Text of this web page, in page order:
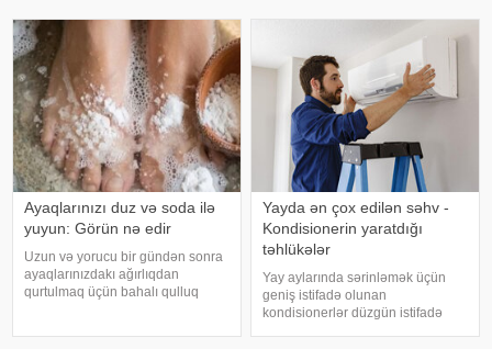
qorxularından, ümidlərindən,
yanlış bildiklərindən daha az
danışırıq. Elə buna gör
Qida təhlükəsizliyi şöbəsinin
müdir
Ayaqlarınızı duz və soda ilə
yuyun: Görün nə edir
Uzun və yorucu bir gündən sonra
ayaqlarınızdakı ağırlıqdan
qurtulmaq üçün bahalı qulluq
Yayda ən çox edilən səhv -
Kondisionerin yaratdığı
təhlükələr
Yay aylarında sərinləmək üçün
geniş istifadə olunan
kondisionerlər düzgün istifadə